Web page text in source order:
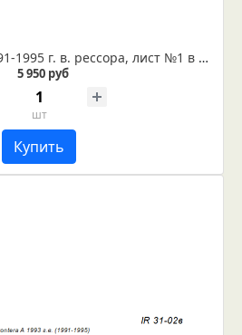
OPEL FRONTERA A 1991-1995 г. в. рессора, лист №1 в сборе (Арт. IR 31-02-01в)
5 950 руб
шт
Купить